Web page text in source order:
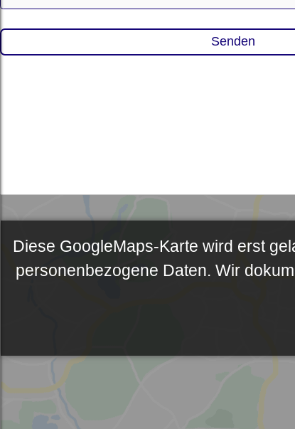
Diese GoogleMaps-Karte wird erst
personenbezogene Daten. Wir